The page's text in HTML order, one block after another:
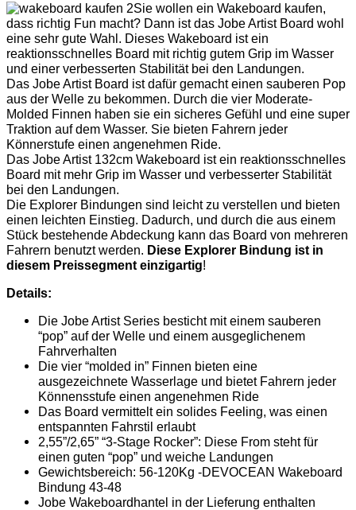
Sie wollen ein Wakeboard kaufen,
dass richtig Fun macht? Dann ist das Jobe Artist Board wohl
eine sehr gute Wahl. Dieses Wakeboard ist ein
reaktionsschnelles Board mit richtig gutem Grip im Wasser
und einer verbesserten Stabilität bei den Landungen.
Das Jobe Artist Board ist dafür gemacht einen sauberen Pop
aus der Welle zu bekommen. Durch die vier Moderate-
Molded Finnen haben sie ein sicheres Gefühl und eine super
Traktion auf dem Wasser. Sie bieten Fahrern jeder
Könnerstufe einen angenehmen Ride.
Das Jobe Artist 132cm Wakeboard ist ein reaktionsschnelles
Board mit mehr Grip im Wasser und verbesserter Stabilität
bei den Landungen.
Die Explorer Bindungen sind leicht zu verstellen und bieten
einen leichten Einstieg. Dadurch, und durch die aus einem
Stück bestehende Abdeckung kann das Board von mehreren
Fahrern benutzt werden. Diese Explorer Bindung ist in
diesem Preissegment einzigartig!
Details:
Die Jobe Artist Series besticht mit einem sauberen
“pop” auf der Welle und einem ausgeglichenem
Fahrverhalten
Die vier “molded in” Finnen bieten eine
ausgezeichnete Wasserlage und bietet Fahrern jeder
Könnensstufe einen angenehmen Ride
Das Board vermittelt ein solides Feeling, was einen
entspannten Fahrstil erlaubt
2,55”/2,65” “3-Stage Rocker”: Diese From steht für
einen guten “pop” und weiche Landungen
Gewichtsbereich: 56-120Kg -DEVOCEAN Wakeboard
Bindung 43-48
Jobe Wakeboardhantel in der Lieferung enthalten